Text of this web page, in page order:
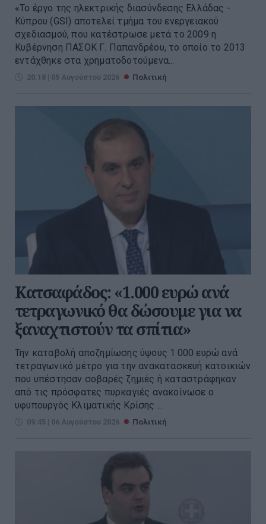
«Το έργο της ηλεκτρικής διασύνδεσης Ελλάδας -
Κύπρου (GSI) αποτελεί τμήμα του ενεργειακού
σχεδιασμού, που κατέστρωσε μετά το 2009 η
Κυβέρνηση ΠΑΣΟΚ Γ. Παπανδρέου, το οποίο το 2013
εντάχθηκε στα χρηματοδοτούμενα...
20:18 | 05 Αυγούστου 2026 Πολιτική
Κατσαφάδος: «1.000 ευρώ ανά
τετραγωνικό θα δώσουμε για να
ξαναχτιστούν τα σπίτια»
Την καταβολή αποζημίωσης ύψους 1.000 ευρώ ανά
τετραγωνικό μέτρο για την ανακατασκευή κατοικιών
που υπέστησαν σοβαρές ζημιές ή καταστράφηκαν
από τις πρόσφατες πυρκαγιές ανακοίνωσε ο
υφυπουργός Κλιματικής Κρίσης ...
09:45 | 06 Αυγούστου 2026 Πολιτική